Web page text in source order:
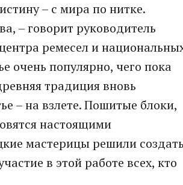
– с мира по нитке.
– говорит руководитель
ремесел и
очень популярно, чего пока
традиция вновь
– на взлете. Пошитые блоки,
настоящими
мастерицы решили создать
в этой работе всех, кто